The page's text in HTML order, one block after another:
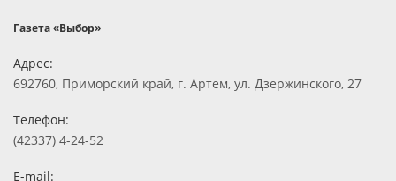
Газета «Выбор»
Адрес:
692760, Приморский край, г. Артем, ул. Дзержинского, 27
Телефон:
(42337) 4-24-52
E-mail: